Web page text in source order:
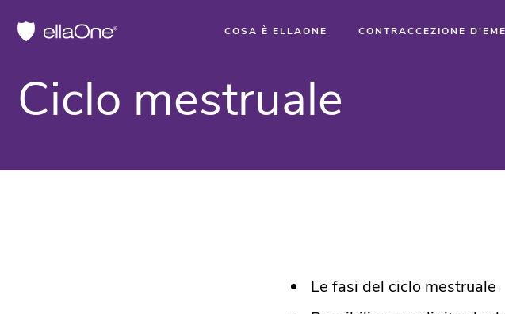
COSA È ELLAONE CONTRACCEZIONE
Ciclo mestruale
Le fasi del ciclo mestruale